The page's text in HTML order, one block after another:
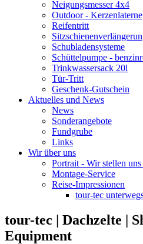
Neigungsmesser 4x4
Outdoor - Kerzenlaterne
Reifentritt
Schubladensysteme
Schüttelpumpe -
Trinkwassersack 20l
Tür-Tritt
Geschenk-Gutschein
Aktuelles und News
News
Sonderangebote
Fundgrube
Links
Wir über uns
Portrait - Wir stellen
Montage-Service
Reise-Impressionen
tour-tec
tour-tec | Dachzelte |
Equipment